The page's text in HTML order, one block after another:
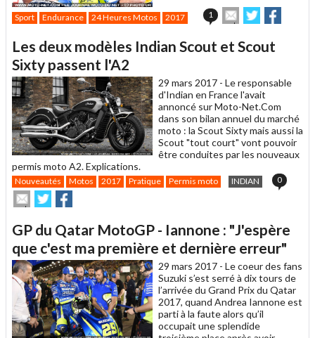
Sport Endurance 24 Heures Motos 2017 1
Envoyer
cet
à
Partager
sur sur
Les deux modèles Indian Scout et Scout
Sixty passent l'A2
29 mars 2017 - Le responsable
d'Indian en France l'avait
annoncé sur Moto-Net.Com
dans son bilan annuel du marché
moto : la Scout Sixty mais aussi la
Scout "tout court" vont pouvoir
être conduites par les nouveaux
permis moto A2. Explications.
Nouveautés Motos 2017 Pratique Permis moto INDIAN 0
Envoyer
cet
à
un
ami
Partager
sur
sur
GP du Qatar MotoGP - Iannone : "J'espère
que c'est ma première et dernière erreur"
29 mars 2017 - Le coeur des fans
Suzuki s’est serré à dix tours de
l’arrivée du Grand Prix du Qatar
2017, quand Andrea Iannone est
parti à la faute alors qu’il
occupait une splendide